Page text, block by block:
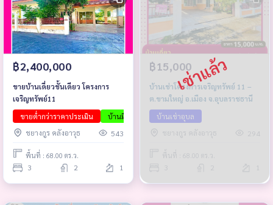
฿2,400,000
ขายบ้านเดี่ยวชั้นเดียว โครงการ
เจริญทรัพย์11
ขายต่ำกว่าราคาประเมิน
บ้านมือสองอุบล บ้านพร้อมอยู่
ชยางกูร คลังอาวุธ
543
พื้นที่ : 68.00 ตร.ว.
3 2 1
฿15,000
บ้านเช่าโครงการเจริญทรัพย์ 11 –
ต.ขามใหญ่ อ.เมือง จ.อุบลราชธานี
บ้านเช่าอุบล
ชยางกูร คลังอาวุธ
294
พื้นที่ : 68.00 ตร.ว.